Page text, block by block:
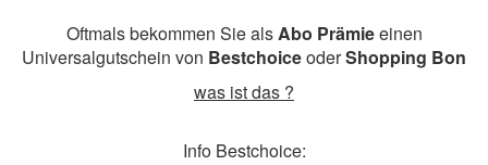
Oftmals bekommen Sie alsAbo Prämieeinen
Universalgutschein von BestchoiceoderShopping Bon
was ist das ?
Info Bestchoice: